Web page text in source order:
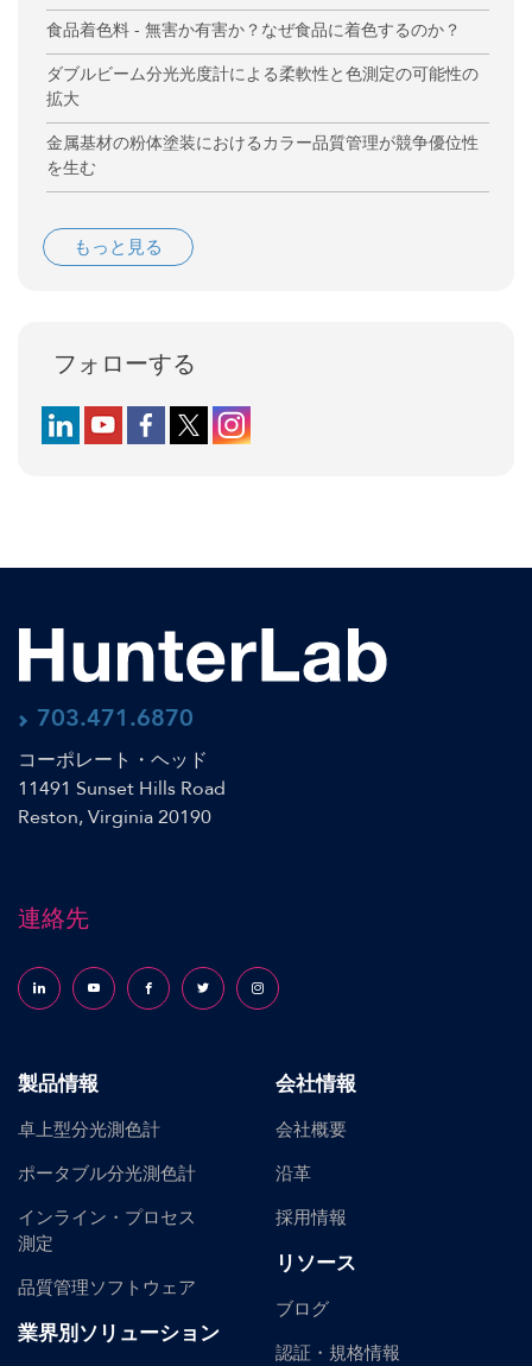
食品着色料 - 無害か有害か？なぜ食品に着色するのか？
ダブルビーム分光光度計による柔軟性と色測定の可能性の
拡大
金属基材の粉体塗装におけるカラー品質管理が競争優位性
を生む
もっと見る
フォローする
Follow us on LinkedIn
Follow us on YouTube
Follow us on Facebook
Follow us on X (formerly Twitter)
Follow us on Instagram
703.471.6870
コーポレート・ヘッド
11491 Sunset Hills Road
Reston, Virginia 20190
連絡先
Follow us on LinkedInFollow us on YouTubeFollow us on Facebook
Follow us on X (formerly Twitter)
Follow us on Instagram
製品情報
卓上型分光測色計
ポータブル分光測色計
インライン・プロセス
測定
品質管理ソフトウェア
業界別ソリューション
会社情報
会社概要
沿革
採用情報
リソース
ブログ
認証・規格情報